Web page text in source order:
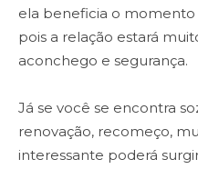
ela beneficia o
pois a relação estará
aconchego e segurança.
Já se você se encontra
renovação, recomeço,
interessante poderá